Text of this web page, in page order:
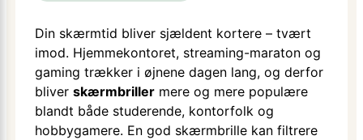
Din skærmtid bliver sjældent kortere – tvært
imod. Hjemmekontoret, streaming-maraton og
gaming trækker i øjnene dagen lang, og derfor
bliver skærmbrillermere og mere populære
blandt både studerende, kontorfolk og
hobbygamere. En god skærmbrille kan filtrere